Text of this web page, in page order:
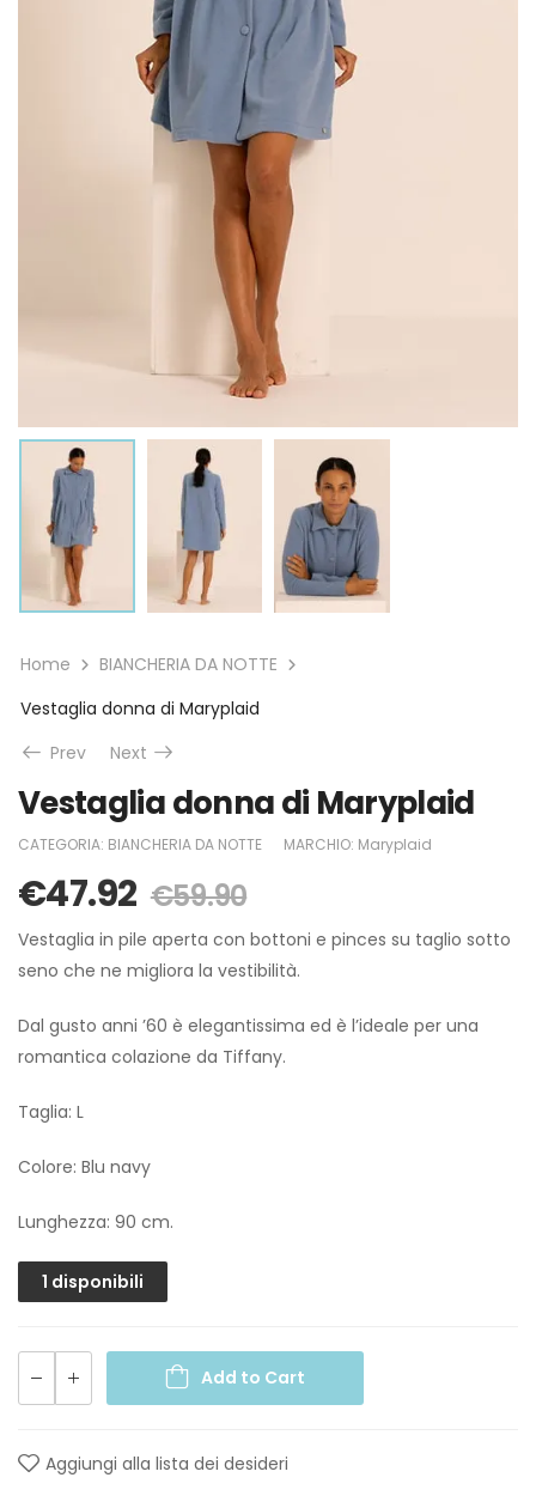
Home
BIANCHERIA DA NOTTE
Vestaglia donna di Maryplaid
Prev
Next
Vestaglia donna di Maryplaid
CATEGORIA: BIANCHERIA DA NOTTE MARCHIO: Maryplaid
€47.92 €59.90
Vestaglia in pile aperta con bottoni e pinces su taglio sotto
seno che ne migliora la vestibilità.
Dal gusto anni ’60 è elegantissima ed è l’ideale per una
romantica colazione da Tiffany.
Taglia: L
Colore: Blu navy
Lunghezza: 90 cm.
1 disponibili
Add to Cart
Aggiungi alla lista dei desideri